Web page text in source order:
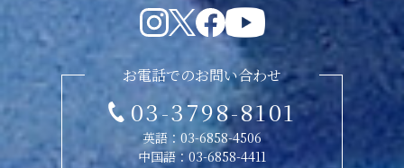
お電話でのお問い合わせ
03-3798-8101
英語： 03-6858-4506
中国語： 03-6858-4411